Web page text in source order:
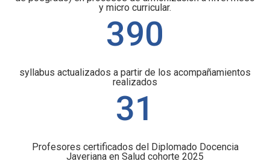
y micro curricular.
393
syllabus actualizados a partir de los acompañamientos
realizados
31
Profesores certificados del Diplomado Docencia
Javeriana en Salud cohorte 2025